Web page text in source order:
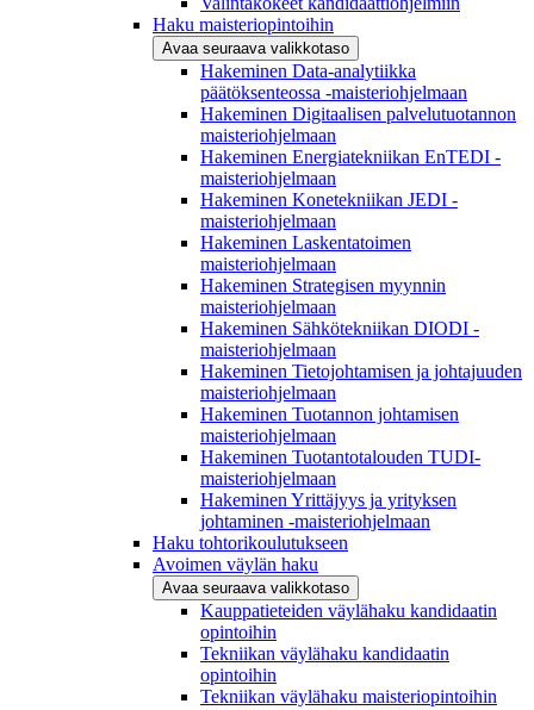
Haku maisteriopintoihin
Avaa seuraava valikkotaso
Hakeminen Data-analytiikka
päätöksenteossa -maisteriohjelmaan
Hakeminen Digitaalisen palvelutuotannon
maisteriohjelmaan
Hakeminen Energiatekniikan EnTEDI -
maisteriohjelmaan
Hakeminen Konetekniikan JEDI -
maisteriohjelmaan
Hakeminen Laskentatoimen
maisteriohjelmaan
Hakeminen Strategisen myynnin
maisteriohjelmaan
Hakeminen Sähkötekniikan DIODI -
maisteriohjelmaan
Hakeminen Tietojohtamisen ja johtajuuden
maisteriohjelmaan
Hakeminen Tuotannon johtamisen
maisteriohjelmaan
Hakeminen Tuotantotalouden TUDI-
maisteriohjelmaan
Hakeminen Yrittäjyys ja yrityksen
johtaminen -maisteriohjelmaan
Haku tohtorikoulutukseen
Avoimen väylän haku
Avaa seuraava valikkotaso
Kauppatieteiden väylähaku kandidaatin
opintoihin
Tekniikan väylähaku kandidaatin
opintoihin
Tekniikan väylähaku maisteriopintoihin